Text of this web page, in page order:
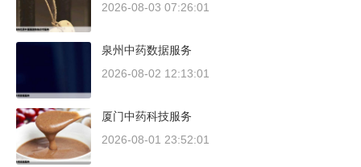
2026-08-03 07:26:01
泉州中药数据服务
2026-08-02 12:13:01
厦门中药科技服务
2026-08-01 23:52:01